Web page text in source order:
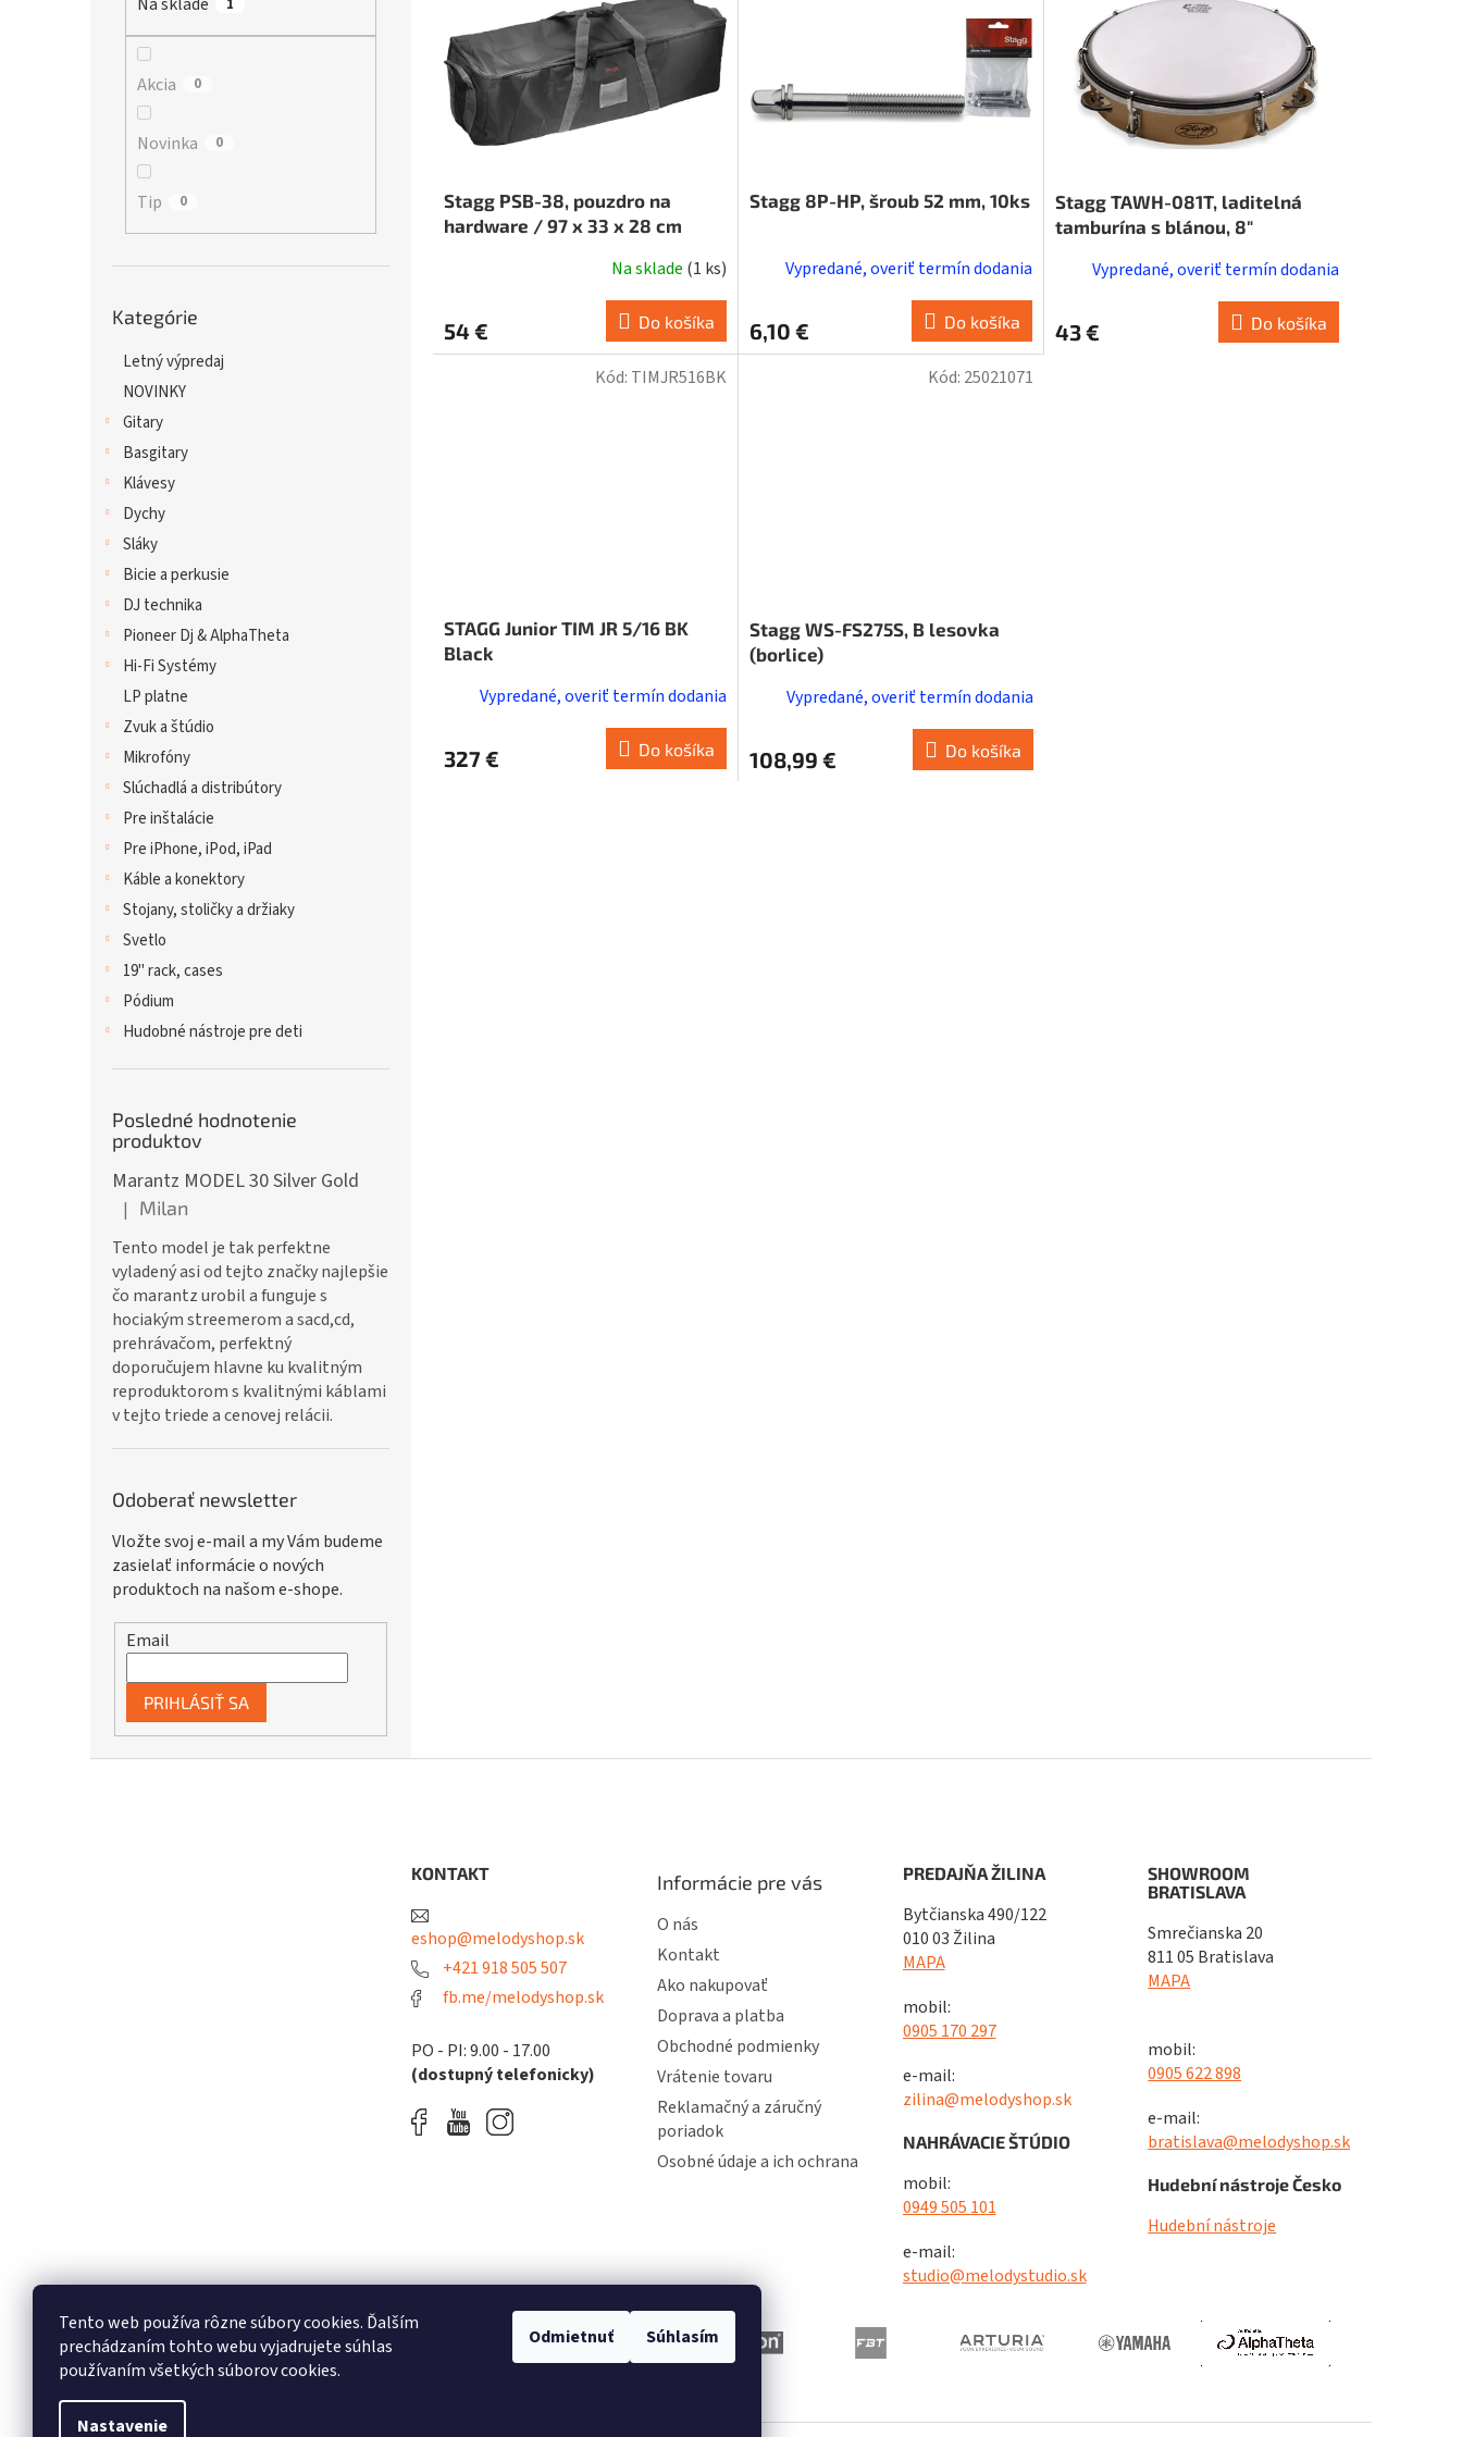
Tento web používa rôzne súbory cookies. Ďalším
prechádzaním tohto webu vyjadrujete súhlas
používaním všetkých súborov cookies.
Nastavenie
Odmietnuť Súhlasím
1
Akcia 0
Novinka 0
Tip 0
kategórie
Kategórie
Letný výpredaj
NOVINKY
Gitary
Basgitary
Klávesy
Dychy
Sláky
Bicie a perkusie
DJ technika
Pioneer Dj & AlphaTheta
Hi-Fi Systémy
LP platne
Zvuk a štúdio
Mikrofóny
Slúchadlá a distribútory
Pre inštalácie
Pre iPhone, iPod, iPad
Káble a konektory
Stojany, stoličky a držiaky
Svetlo
19" rack, cases
Pódium
Hudobné nástroje pre deti
Posledné hodnotenie
produktov
Marantz MODEL 30 Silver Gold
Hodnotenie produktu je 5 z 5 hviezdičiek.
| Milan
Tento model je tak perfektne
vyladený asi od tejto značky najlepšie
čo marantz urobil a funguje s
hociakým streemerom a sacd,cd,
prehrávačom, perfektný
doporučujem hlavne ku kvalitným
reproduktorom s kvalitnými káblami
v tejto triede a cenovej relácii.
Odoberať newsletter
Vložte svoj e-mail a my Vám budeme
zasielať informácie o nových
produktoch na našom e-shope.
Email
PRIHLÁSIŤ SA
p
Stagg PSB-38, pouzdro na
hardware / 97 x 33 x 28 cm
Na sklade (1 ks)
54 € Do košíka
Stagg 8P-HP, šroub 52 mm, 10ks
Vypredané, overiť termín dodania
6,10 € Do košíka
Stagg TAWH-081T, laditelná
tamburína s blánou, 8"
Vypredané, overiť termín dodania
43 € Do košíka
STAGG Junior TIM JR 5/16 BK
Black
Vypredané, overiť termín dodania
327 € Do košíka
Kód: TIMJR516BK
Stagg WS-FS275S, B lesovka
(borlice)
Vypredané, overiť termín dodania
108,99 € Do košíka
Kód: 25021071
KONTAKT
eshop@melodyshop.sk
+421 918 505 507
fb.me/melodyshop.sk
PO - PI: 9.00 - 17.00
(dostupný telefonicky)
Informácie pre vás
O nás
Kontakt
Ako nakupovať
Doprava a platba
Obchodné podmienky
Vrátenie tovaru
Reklamačný a záručný
poriadok
Osobné údaje a ich ochrana
PREDAJŇA ŽILINA
Bytčianska 490/122
010 03 Žilina
MAPA
mobil:
0905 170 297
e-mail:
zilina@melodyshop.sk
NAHRÁVACIE ŠTÚDIO
mobil:
0949 505 101
e-mail:
studio@melodystudio.sk
SHOWROOM
BRATISLAVA
Smrečianska 20
811 05 Bratislava
MAPA
mobil:
0905 622 898
e-mail:
bratislava@melodyshop.sk
Hudební nástroje Česko
Hudební nástroje